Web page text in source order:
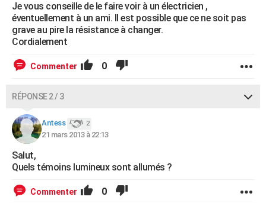
Je vous conseille de le faire voir à un électricien ,
éventuellement à un ami. Il est possible que ce ne soit pas
grave au pire la résistance à changer.
Cordialement
Commenter 0
RÉPONSE 2 / 3
Antess 2
21 mars 2013 à 22:13
Salut,
Quels témoins lumineux sont allumés ?
Commenter 0